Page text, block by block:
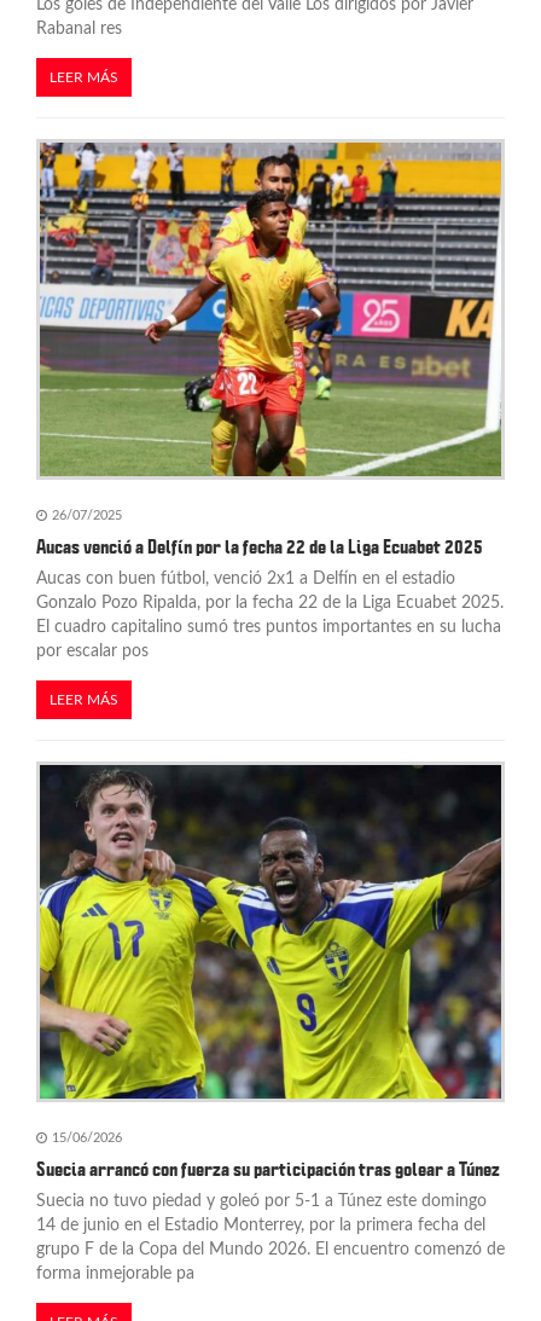
Los goles de Independiente del Valle Los dirigidos por Javier
Rabanal res
LEER MÁS
26/07/2025
Aucas venció a Delfín por la fecha 22 de la Liga Ecuabet 2025
Aucas con buen fútbol, venció 2x1 a Delfín en el estadio
Gonzalo Pozo Ripalda, por la fecha 22 de la Liga Ecuabet 2025.
El cuadro capitalino sumó tres puntos importantes en su lucha
por escalar pos
LEER MÁS
15/06/2026
Suecia arrancó con fuerza su participación tras golear a Túnez
Suecia no tuvo piedad y goleó por 5-1 a Túnez este domingo
14 de junio en el Estadio Monterrey, por la primera fecha del
grupo F de la Copa del Mundo 2026. El encuentro comenzó de
forma inmejorable pa